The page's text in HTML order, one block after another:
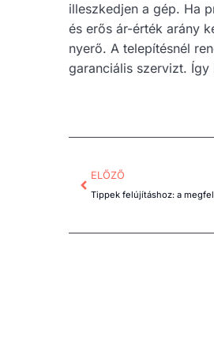
illeszkedjen a gép. Ha
és erős ár-érték arány
nyerő. A telepítésnél
garanciális szervizt. Így
ELŐZŐ
Tippek felújításhoz: a